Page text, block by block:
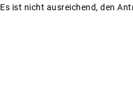
Es ist nicht ausreichend, den